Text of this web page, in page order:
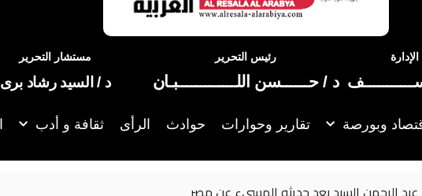
رئيس التحرير
د / حــــــسن اللـــــــــــــبـان
مستشار التحرير
د / السيد رشاد برى
وبورصة تقارير وحوارات حوادث الرأى ثقافة و أدب